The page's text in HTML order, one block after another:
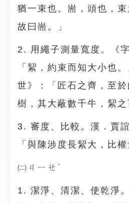
猶一束也。耑，頭也，束
故曰耑。」
2. 用繩子測量寬度。《
「絜，約束而知大小也
世》：「匠石之齊，至
樹，其大蔽數千牛，絜之
3. 審度、比較。漢．賈
「與陳涉度長絜大，比權
㈡ㄐㄧㄝˊ
1. 潔淨、清潔、使乾淨